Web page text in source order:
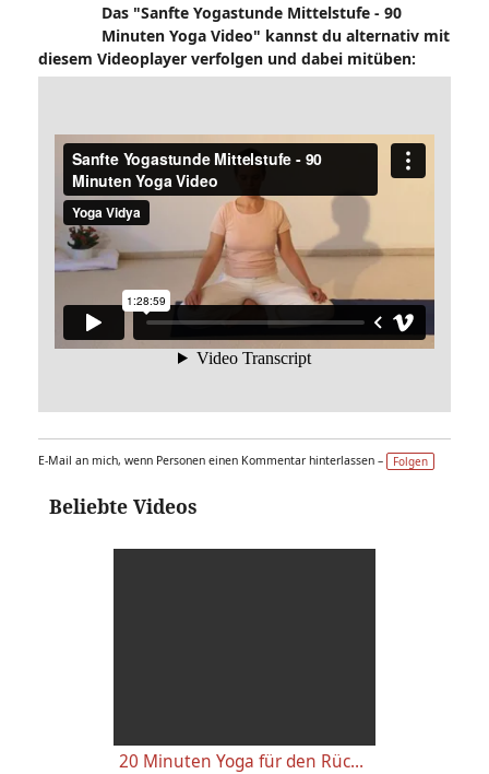
Das "Sanfte Yogastunde Mittelstufe - 90
Minuten Yoga Video" kannst du alternativ mit
diesem Videoplayer verfolgen und dabei mitüben:
E-Mail an mich, wenn Personen einen Kommentar hinterlassen – Folgen
Beliebte Videos
20 Minuten Yoga für den Rücken - Anfänger-Level